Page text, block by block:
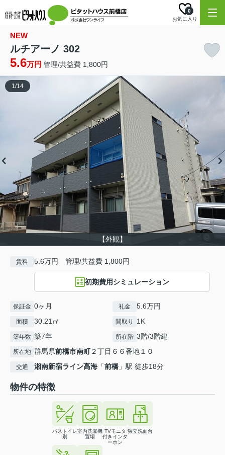
お気に入り
0
NEW
ルチアーノ 302
5.6万円 管理/共益費 1,800円
【外観】
1/14
賃料 5.6万円 管理/共益費 1,800円
初期費用シミュレーション
保証金 0ヶ月 礼金 5.6万円
面積 30.21㎡ 間取り 1K
築年数 築7年 所在階 3階/3階建
所在地 群馬県前橋市南町２丁目６６番地１０
交通 湘南新宿ライン高海 「前橋 」駅 徒歩18分
物件の特徴
バストイレ
別
室内洗濯機
置場
TVモニタ
付きインタ
ーホン
独立洗面台